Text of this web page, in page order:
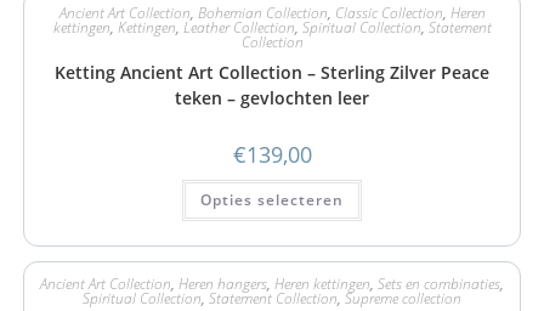
Ancient Art Collection, Bohemian Collection, Classic Collection, Heren
kettingen, Kettingen, Leather Collection, Spiritual Collection, Statement
Collection
Ketting Ancient Art Collection – Sterling Zilver Peace
teken – gevlochten leer
€139,00
Opties selecteren
Ancient Art Collection, Heren hangers, Heren kettingen, Sets en combinaties,
Spiritual Collection, Statement Collection, Supreme collection